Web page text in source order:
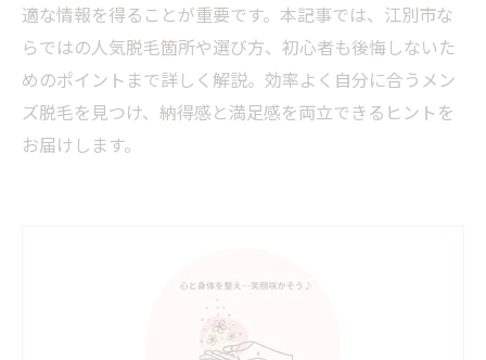
適な情報を得ることが重要です。本記事では、江別市な
らではの人気脱毛箇所や選び方、初心者も後悔しないた
めのポイントまで詳しく解説。効率よく自分に合うメン
ズ脱毛を見つけ、納得感と満足感を両立できるヒントを
お届けします。